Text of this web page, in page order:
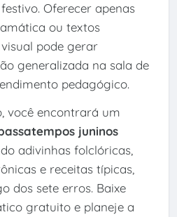
Oferecer apenas
ou textos
pode gerar
generalizada na sala de
pedagógico.
você encontrará um
juninos
adivinhas folclóricas,
e receitas típicas,
dos sete erros. Baixe
gratuito e planeje a